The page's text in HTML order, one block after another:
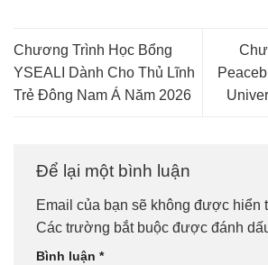
Chương Trình Học Bổng
YSEALI Dành Cho Thủ Lĩnh
Trẻ Đông Nam Á Năm 2026
Để lại một bình luận
Email của bạn sẽ không được hiển
Các trường bắt buộc được đánh
Bình luận *